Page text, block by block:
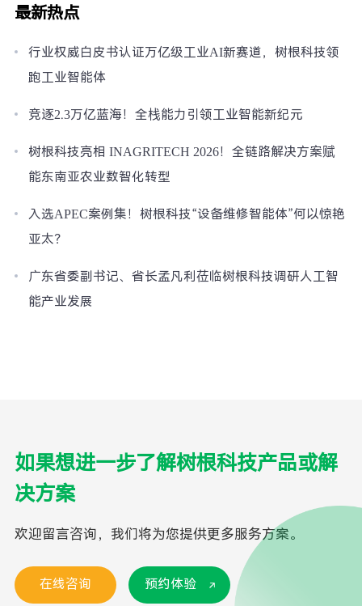
最新热点
行业权威白皮书认证万亿级工业AI新赛道，树根科技领
跑工业智能体
竞逐2.3万亿蓝海！全栈能力引领工业智能新纪元
树根科技亮相 INAGRITECH 2026！全链路解决方案赋
能东南亚农业数智化转型
入选APEC案例集！树根科技“设备维修智能体”何以惊艳
亚太？
广东省委副书记、省长孟凡利莅临树根科技调研人工智
能产业发展
如果想进一步了解树根科技产品或解
决方案
欢迎留言咨询，我们将为您提供更多服务方案。
在线咨询 预约体验